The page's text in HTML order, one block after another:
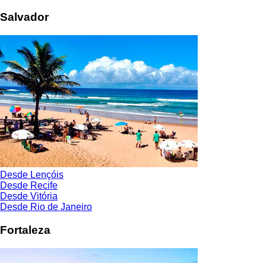
Salvador
Desde Lençóis
Desde Recife
Desde Vitória
Desde Rio de Janeiro
Fortaleza